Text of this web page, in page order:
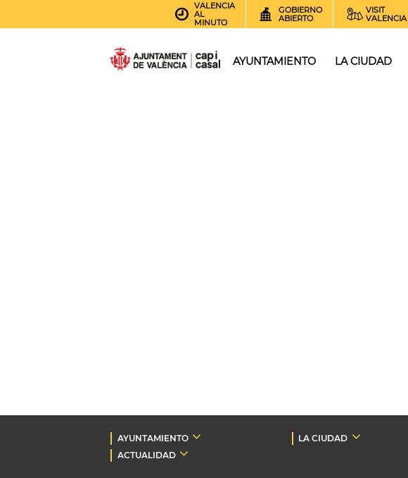
VALENCIA
AL
MINUTO
GOBIERNO
ABIERTO
VISIT
VALENCIA
AYUNTAMIENTO LA CIUDAD
AYUNTAMIENTO LA CIUDAD
ACTUALIDAD